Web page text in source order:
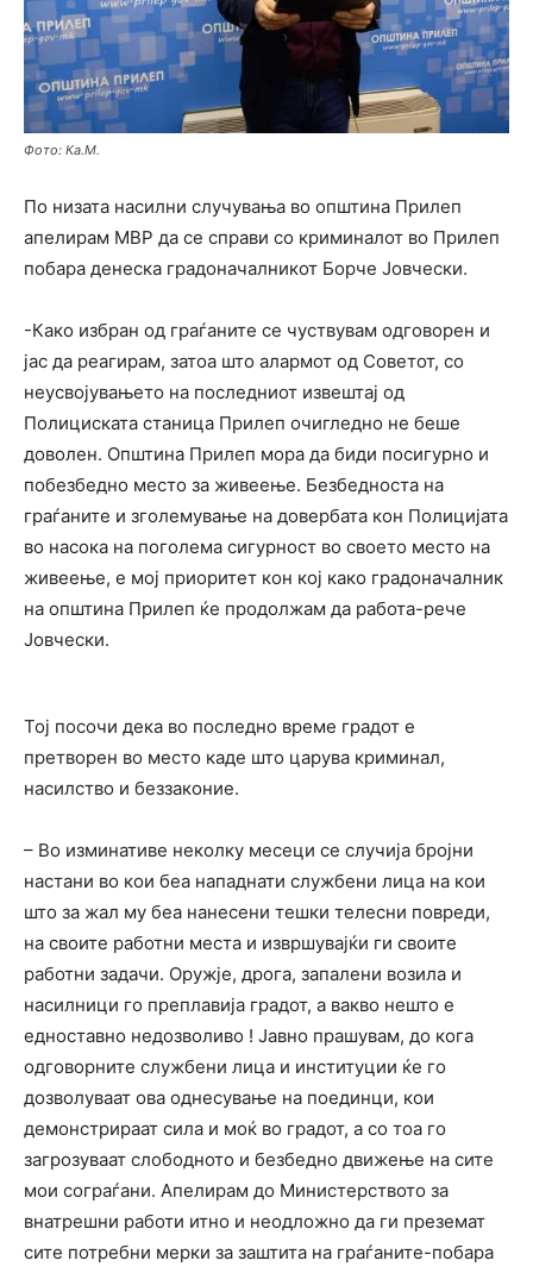
Фото: Ка.М.
По низата насилни случувања во општина Прилеп
апелирам МВР да се справи со криминалот во Прилеп
побара денеска градоначалникот Борче Јовчески.
-Како избран од граѓаните се чуствувам одговорен и
јас да реагирам, затоа што алармот од Советот, со
неусвојувањето на последниот извештај од
Полициската станица Прилеп очигледно не беше
доволен. Општина Прилеп мора да биди посигурно и
побезбедно место за живеење. Безбедноста на
граѓаните и зголемување на довербата кон Полицијата
во насока на поголема сигурност во своето место на
живеење, е мој приоритет кон кој како градоначалник
на општина Прилеп ќе продолжам да работа-рече
Јовчески.
Тој посочи дека во последно време градот е
претворен во место каде што царува криминал,
насилство и беззаконие.
– Во изминативе неколку месеци се случија бројни
настани во кои беа нападнати службени лица на кои
што за жал му беа нанесени тешки телесни повреди,
на своите работни места и извршувајќи ги своите
работни задачи. Оружје, дрога, запалени возила и
насилници го преплавија градот, а вакво нешто е
едноставно недозволиво ! Јавно прашувам, до кога
одговорните службени лица и институции ќе го
дозволуваат ова однесување на поединци, кои
демонстрираат сила и моќ во градот, а со тоа го
загрозуваат слободното и безбедно движење на сите
мои сограѓани. Апелирам до Министерството за
внатрешни работи итно и неодложно да ги преземат
сите потребни мерки за заштита на граѓаните-побара